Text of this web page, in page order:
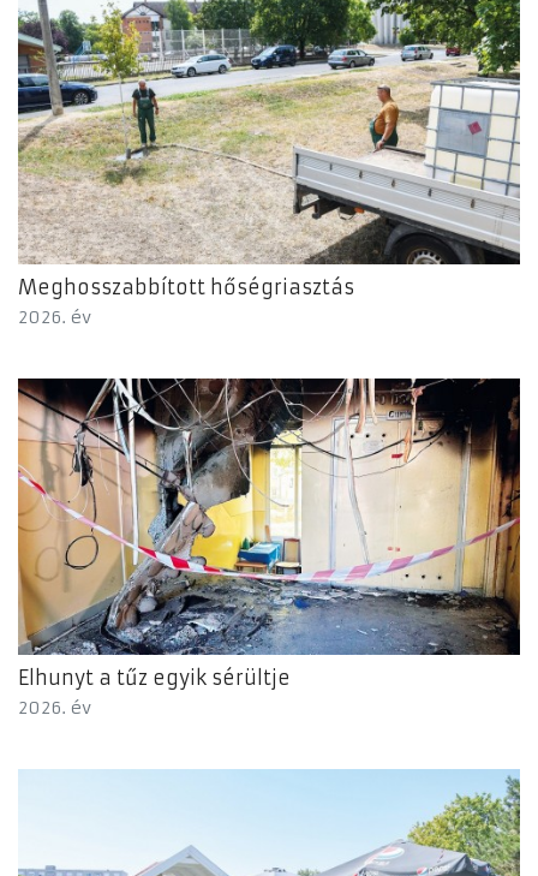
Meghosszabbított hőségriasztás
2026. év
Elhunyt a tűz egyik sérültje
2026. év